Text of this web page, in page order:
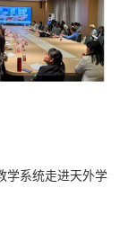
学系统走进天外学